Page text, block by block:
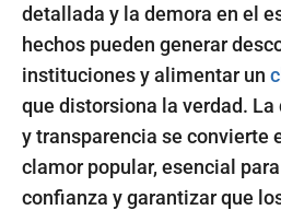
detallada y la demora en el
hechos pueden generar
instituciones y alimentar un
que distorsiona la verdad.
y transparencia se convierte
clamor popular, esencial
confianza y garantizar que